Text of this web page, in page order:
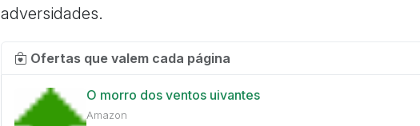
adversidades.
Ofertas que valem cada página
O morro dos ventos uivantes
Amazon